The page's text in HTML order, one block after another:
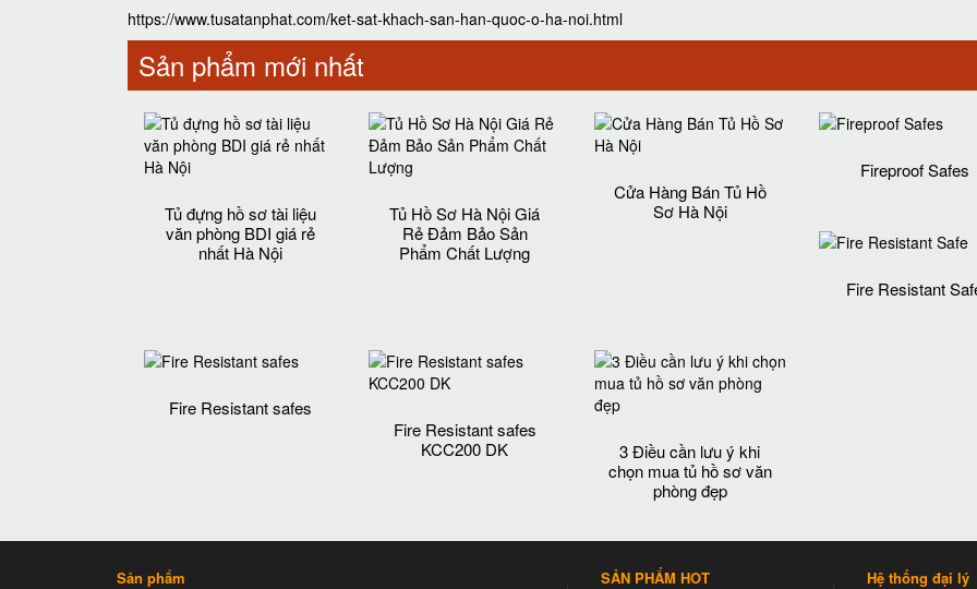
https://www.tusatanphat.com/ket-sat-khach-san-han-quoc-o-ha-noi.html
Sản phẩm mới nhất
Tủ đựng hồ sơ tài liệu
văn phòng BDI giá rẻ
nhất Hà Nội
Tủ Hồ Sơ Hà Nội Giá
Rẻ Đảm Bảo Sản
Phẩm Chất Lượng‎
Cửa Hàng Bán Tủ Hồ
Sơ Hà Nội
Fireproof Safes
Fire Resistant
Fire Resistant safes
Fire Resistant safes
KCC200 DK
3 Điều cần lưu ý khi
chọn mua tủ hồ sơ văn
phòng đẹp
Sản phẩm
SẢN PHẨM HOT
Hệ thống đại lý